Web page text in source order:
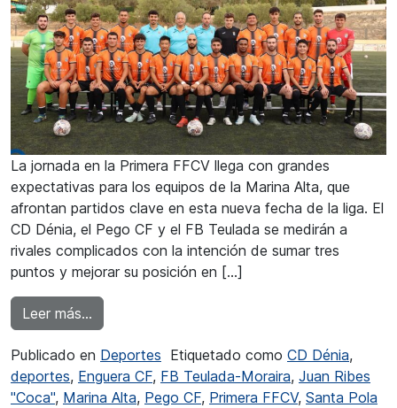
La jornada en la Primera FFCV llega con grandes
expectativas para los equipos de la Marina Alta, que
afrontan partidos clave en esta nueva fecha de la liga. El
CD Dénia, el Pego CF y el FB Teulada se medirán a
rivales complicados con la intención de sumar tres
puntos y mejorar su posición en […]
Leer más…
Publicado en Deportes Etiquetado como CD Dénia,
deportes, Enguera CF, FB Teulada-Moraira, Juan Ribes
"Coca", Marina Alta, Pego CF, Primera FFCV, Santa Pola